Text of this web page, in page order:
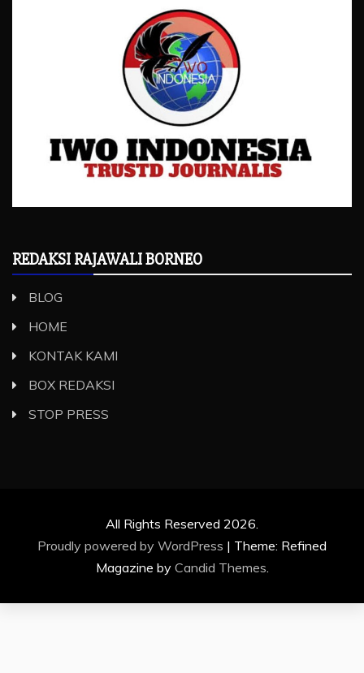
REDAKSI RAJAWALI BORNEO
BLOG
HOME
KONTAK KAMI
BOX REDAKSI
STOP PRESS
All Rights Reserved 2026.
Proudly powered by WordPress | Theme: Refined
Magazine by Candid Themes.